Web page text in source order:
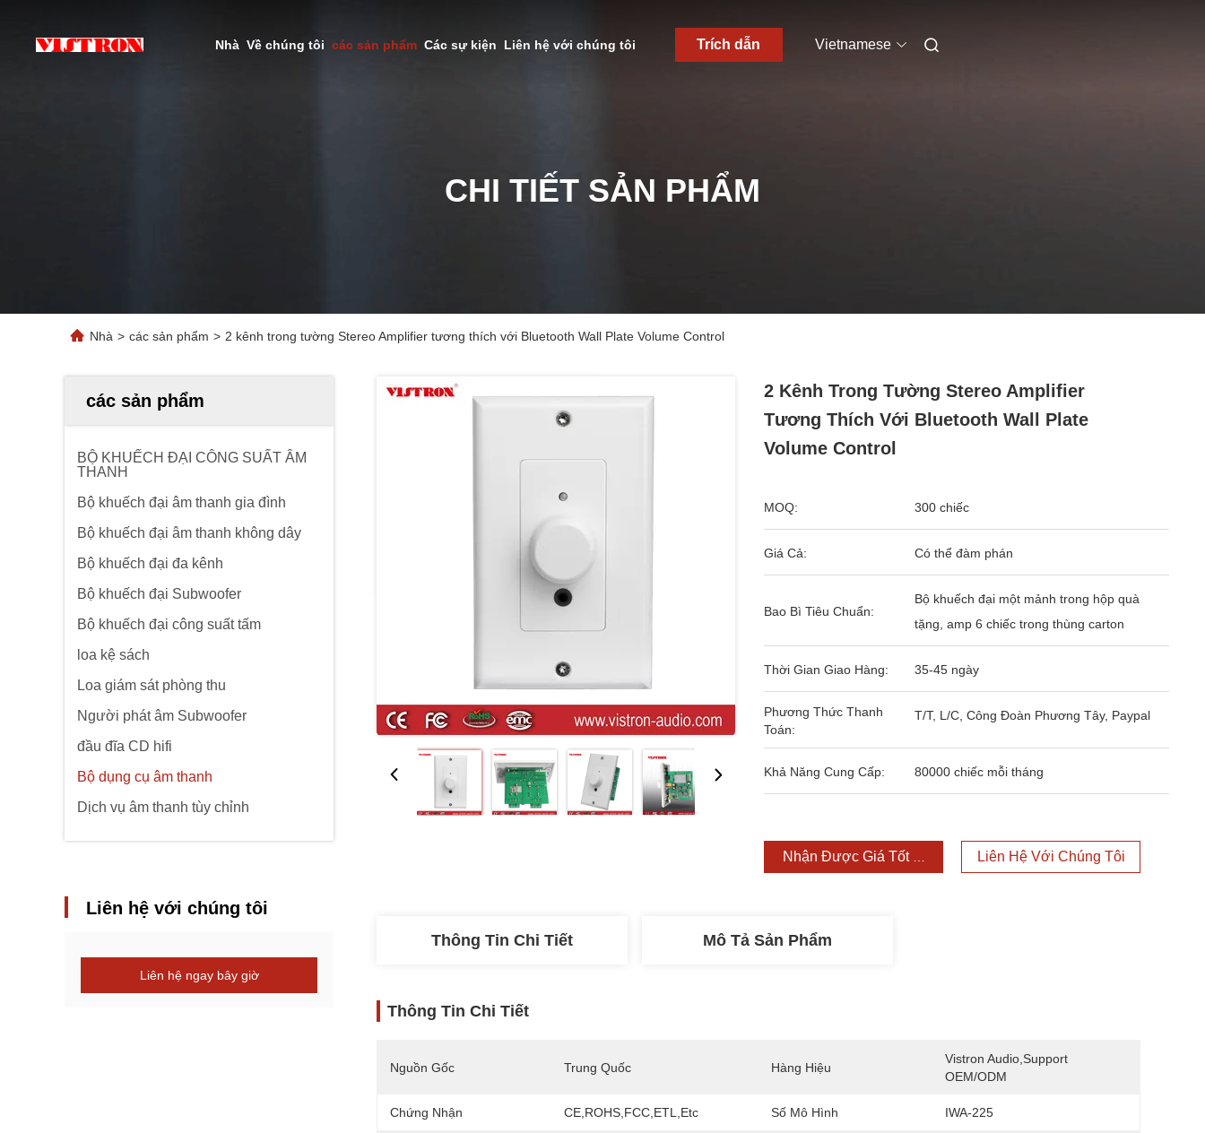
Nhà Về chúng tôi các sản phẩm Các sự kiện Liên hệ với chúng tôi Trích dẫn Vietnamese
CHI TIẾT SẢN PHẨM
Nhà > các sản phẩm > 2 kênh trong tường Stereo Amplifier tương thích với Bluetooth Wall Plate Volume Control
các sản phẩm
BỘ KHUẾCH ĐẠI CÔNG SUẤT ÂM
THANH
Bộ khuếch đại âm thanh gia đình
Bộ khuếch đại âm thanh không dây
Bộ khuếch đại đa kênh
Bộ khuếch đại Subwoofer
Bộ khuếch đại công suất tấm
loa kệ sách
Loa giám sát phòng thu
Người phát âm Subwoofer
đầu đĩa CD hifi
Bộ dụng cụ âm thanh
Dịch vụ âm thanh tùy chỉnh
Liên hệ với chúng tôi
Liên hệ ngay bây giờ
2 Kênh Trong Tường Stereo Amplifier
Tương Thích Với Bluetooth Wall Plate
Volume Control
MOQ: 300 chiếc
Giá Cả: Có thể đàm phán
Bao Bì Tiêu Chuẩn:
Bộ khuếch đại một mảnh trong hộp quà
tặng, amp 6 chiếc trong thùng carton
Thời Gian Giao Hàng: 35-45 ngày
Phương Thức Thanh
Toán:
T/T, L/C, Công Đoàn Phương Tây, Paypal
Khả Năng Cung Cấp: 80000 chiếc mỗi tháng
Nhận Được Giá Tốt Nhất Liên Hệ Với Chúng Tôi
Thông Tin Chi Tiết Mô Tả Sản Phẩm
Thông Tin Chi Tiết
Nguồn Gốc Trung Quốc Hàng Hiệu
Vistron Audio,support
OEM/ODM
Chứng Nhận CE,ROHS,FCC,ETL,etc Số Mô Hình IWA-225